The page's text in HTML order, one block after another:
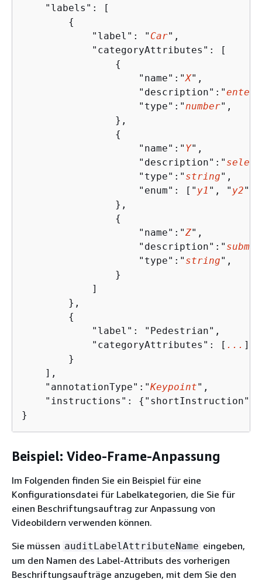
    "labels": [
{
            "label": "
Car",
            "categoryAttributes": [
{
                    "name":"
X",
                    "description":"
enter
                    "type":"
number",
                },
{
                    "name":"
Y",
                    "description":"
                    "type":"
string",
                    "enum": ["
y1 ", " y2"]
                },
{
                    "name":"
Z",
                    "description":"
                    "type":"
string",
                }
            ]
        },
{
            "label": "Pedestrian",
            "categoryAttributes": [
... ]
        }
    ],
    "annotationType":"
Keypoint",
    "instructions":
{ "shortInstruction":"
}
Beispiel: Video-Frame-Anpassung
Im Folgenden finden Sie ein Beispiel für eine
Konfigurationsdatei für Labelkategorien, die Sie für
einen Beschriftungsauftrag zur Anpassung von
Videobildern verwenden können.
Sie müssen auditLabelAttributeName eingeben,
um den Namen des Label-Attributs des vorherigen
Beschriftungsaufträge anzugeben, mit dem Sie den